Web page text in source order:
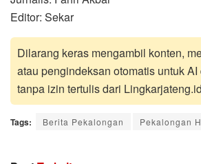
Editor: Sekar
Dilarang keras mengambil konten,
atau pengindeksan otomatis untuk
tanpa izin tertulis dari Lingkarjateng.id
Tags: Berita Pekalongan Pekalongan